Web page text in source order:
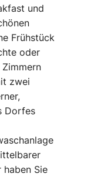
und
Frühstück
oder
zwei
Dorfes
haben Sie